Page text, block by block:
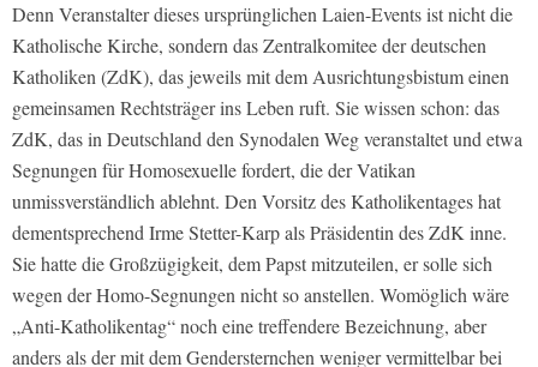
Denn Veranstalter dieses ursprünglichen Laien-Events ist nicht die
Katholische Kirche, sondern das Zentralkomitee der deutschen
Katholiken (ZdK), das jeweils mit dem Ausrichtungsbistum einen
gemeinsamen Rechtsträger ins Leben ruft. Sie wissen schon: das
ZdK, das in Deutschland den Synodalen Weg veranstaltet und etwa
Segnungen für Homosexuelle fordert, die der Vatikan
unmissverständlich ablehnt. Den Vorsitz des Katholikentages hat
dementsprechend Irme Stetter-Karp als Präsidentin des ZdK inne.
Sie hatte die Großzügigkeit, dem Papst mitzuteilen, er solle sich
wegen der Homo-Segnungen nicht so anstellen. Womöglich wäre
„Anti-Katholikentag“ noch eine treffendere Bezeichnung, aber
anders als der mit dem Gendersternchen weniger vermittelbar bei